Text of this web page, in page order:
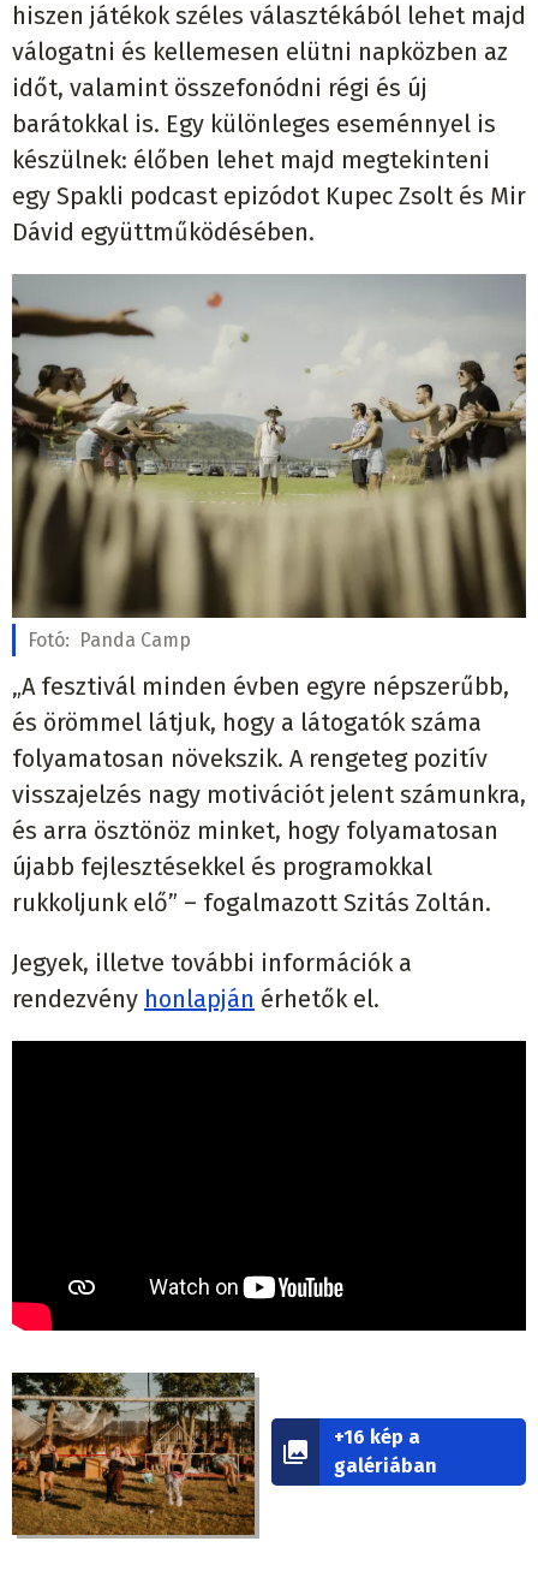
hiszen játékok széles választékából lehet majd
válogatni és kellemesen elütni napközben az
időt, valamint összefonódni régi és új
barátokkal is. Egy különleges eseménnyel is
készülnek: élőben lehet majd megtekinteni
egy Spakli podcast epizódot Kupec Zsolt és Mir
Dávid együttműködésében.
Fotó: Panda Camp
„A fesztivál minden évben egyre népszerűbb,
és örömmel látjuk, hogy a látogatók száma
folyamatosan növekszik. A rengeteg pozitív
visszajelzés nagy motivációt jelent számunkra,
és arra ösztönöz minket, hogy folyamatosan
újabb fejlesztésekkel és programokkal
rukkoljunk elő” – fogalmazott Szitás Zoltán.
Jegyek, illetve további információk a
rendezvény honlapján érhetők el.
+16 kép a
galériában